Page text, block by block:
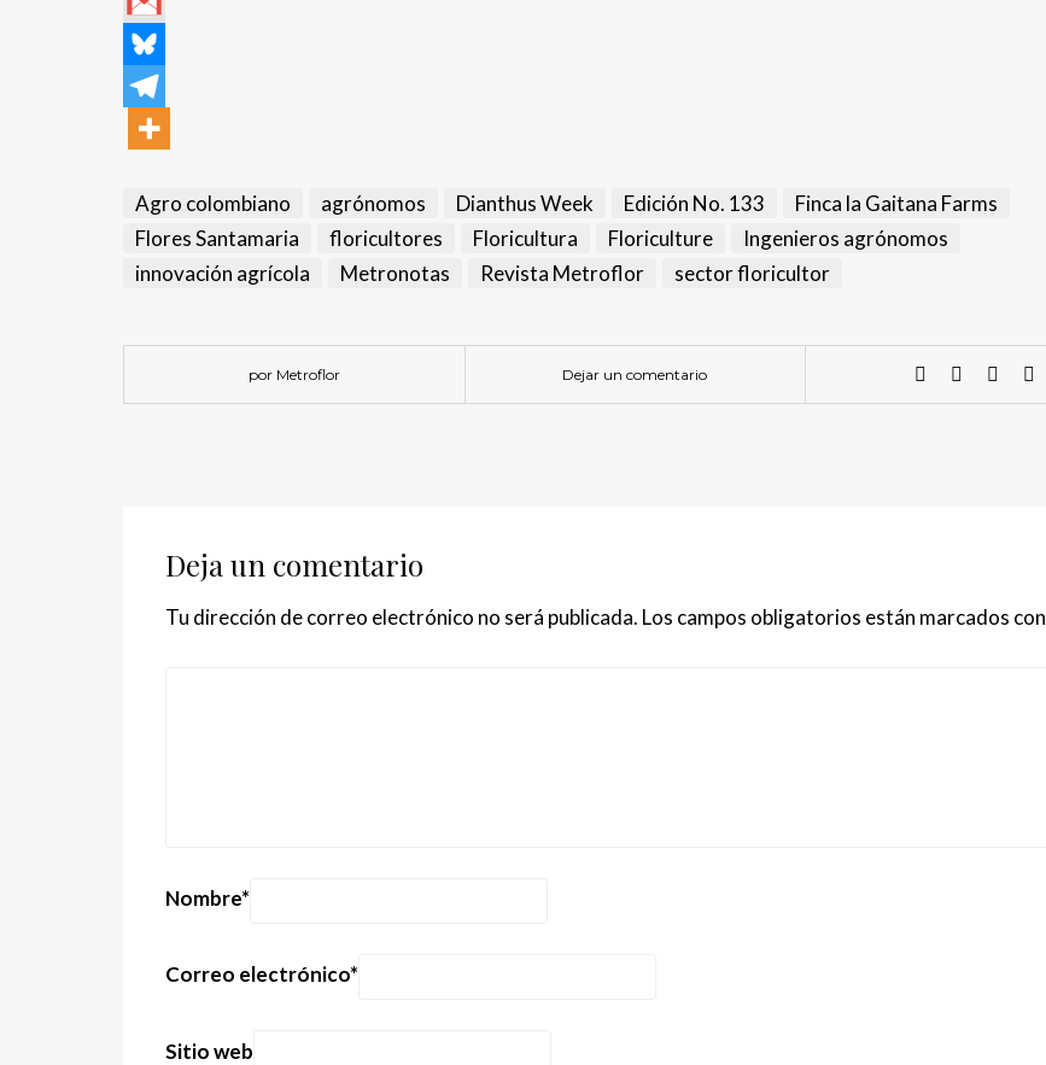
Agro colombiano agrónomos Dianthus Week Edición No. 133
Finca la Gaitana Farms
Flores Santamaria
floricultores Floricultura Floriculture
Ingenieros agrónomos
innovación agrícola
Metronotas Revista Metroflor sector floricultor
por Metroflor Dejar un comentario
Deja un comentario
Tu dirección de correo electrónico no será publicada. Los campos obligatorios están marcados con
Nombre*
Correo electrónico*
Sitio web